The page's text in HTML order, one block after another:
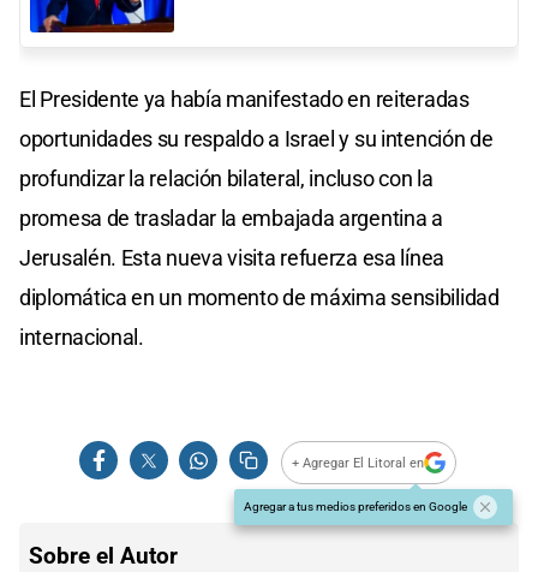
El Presidente ya había manifestado en reiteradas
oportunidades su respaldo a Israel y su intención de
profundizar la relación bilateral, incluso con la
promesa de trasladar la embajada argentina a
Jerusalén. Esta nueva visita refuerza esa línea
diplomática en un momento de máxima sensibilidad
internacional.
+ Agregar El Litoral en
Agregar a tus medios preferidos en Google
Sobre el Autor